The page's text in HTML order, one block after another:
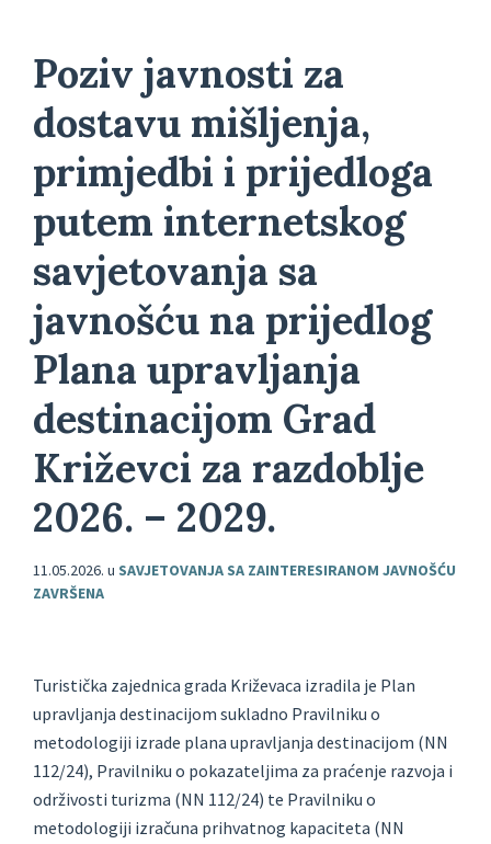
Poziv javnosti za
dostavu mišljenja,
primjedbi i prijedloga
putem internetskog
savjetovanja sa
javnošću na prijedlog
Plana upravljanja
destinacijom Grad
Križevci za razdoblje
2026. – 2029.
11.05.2026. u SAVJETOVANJA SA ZAINTERESIRANOM JAVNOŠĆU
ZAVRŠENA
Turistička zajednica grada Križevaca izradila je Plan
upravljanja destinacijom sukladno Pravilniku o
metodologiji izrade plana upravljanja destinacijom (NN
112/24), Pravilniku o pokazateljima za praćenje razvoja i
održivosti turizma (NN 112/24) te Pravilniku o
metodologiji izračuna prihvatnog kapaciteta (NN